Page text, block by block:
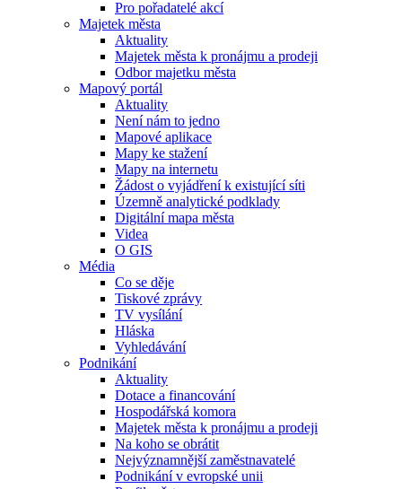
Pro pořadatelé akcí
Majetek města
Aktuality
Majetek města k pronájmu a prodeji
Odbor majetku města
Mapový portál
Aktuality
Není nám to jedno
Mapové aplikace
Mapy ke stažení
Mapy na internetu
Žádost o vyjádření k existující síti
Územně analytické podklady
Digitální mapa města
Videa
O GIS
Média
Co se děje
Tiskové zprávy
TV vysílání
Hláska
Vyhledávání
Podnikání
Aktuality
Dotace a financování
Hospodářská komora
Majetek města k pronájmu a prodeji
Na koho se obrátit
Nejvýznamnější zaměstnavatelé
Podnikání v evropské unii